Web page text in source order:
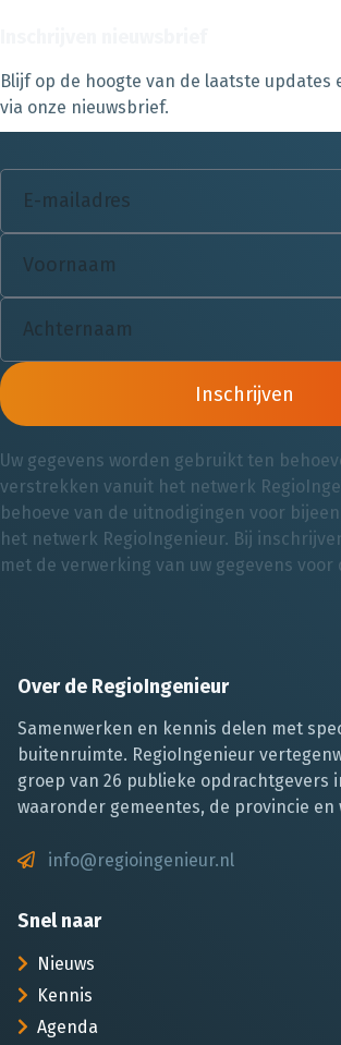
Blijf op de hoogte van de laatste updates
via onze nieuwsbrief.
Inschrijven
Uw gegevens worden gebruikt ten
verstrekken vanuit het netwerk
behoeve van de uitnodigingen voor
het netwerk RegioIngenieur. Bij
met de verwerking van uw gegevens voor
Over de RegioIngenieur
Samenwerken en kennis delen met
buitenruimte. RegioIngenieur
groep van 26 publieke opdrachtgevers
waaronder gemeentes, de provincie en
info@regioingenieur.nl
Snel naar
Nieuws
Kennis
Agenda